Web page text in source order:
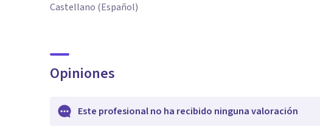
Castellano (Español)
Opiniones
Este profesional no ha recibido ninguna valoración